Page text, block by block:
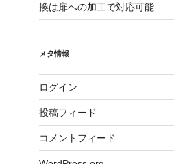
換は扉への加工で対応可能
メタ情報
ログイン
投稿フィード
コメントフィード